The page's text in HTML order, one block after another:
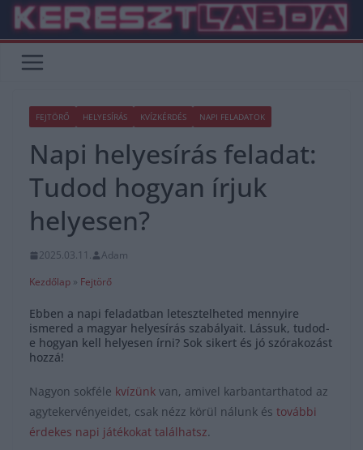
Skip
content
FEJTÖRŐ HELYESÍRÁS KVÍZKÉRDÉS NAPI FELADATOK
Napi helyesírás feladat:
Tudod hogyan írjuk
helyesen?
2025.03.11.
Adam
Kezdőlap » Fejtörő
Ebben a napi feladatban letesztelheted mennyire
ismered a magyar helyesírás szabályait. Lássuk, tudod-
e hogyan kell helyesen írni? Sok sikert és jó szórakozást
hozzá!
Nagyon sokféle kvízünk van, amivel karbantarthatod az
agytekervényeidet, csak nézz körül nálunk és további
érdekes napi játékokat találhatsz.